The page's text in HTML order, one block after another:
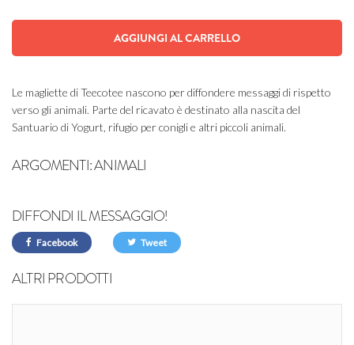
AGGIUNGI AL CARRELLO
Le magliette di Teecotee nascono per diffondere messaggi di rispetto
verso gli animali. Parte del ricavato è destinato alla nascita del
Santuario di Yogurt, rifugio per conigli e altri piccoli animali.
ARGOMENTI:ANIMALI
DIFFONDI IL MESSAGGIO!
Facebook Tweet
ALTRI PRODOTTI